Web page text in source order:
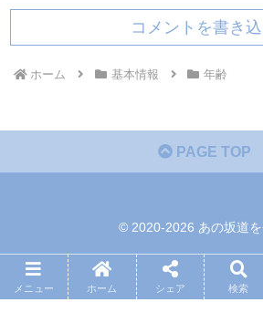
コメントを書き
ホーム 基本情報 年齢
PAGE TOP
© 2020-2026 あの坂道を
メニュー ホーム シェア 検索